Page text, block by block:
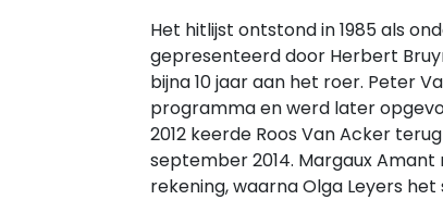
Het hitlijst ontstond in 1985 als
gepresenteerd door Herbert
bijna 10 jaar aan het roer. Peter
programma en werd later
2012 keerde Roos Van Acker
september 2014. Margaux
rekening, waarna Olga Leyers